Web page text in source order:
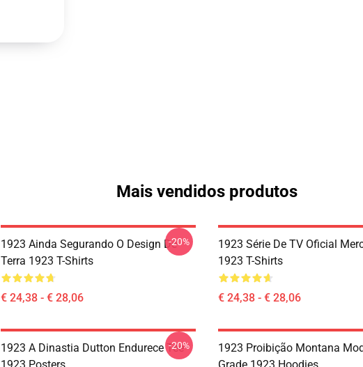
Mais vendidos produtos
1923 Ainda Segurando O Design De
Terra 1923 T-Shirts
€ 24,38 - € 28,06
-20%
1923 Série De TV Oficial
1923 T-Shirts
€ 24,38 - € 28,06
1923 A Dinastia Dutton Endurece Tee
-20%
1923 Proibição Montana